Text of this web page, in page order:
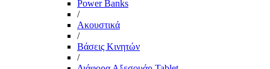
Power Banks
/
Ακουστικά
/
Βάσεις Κινητών
/